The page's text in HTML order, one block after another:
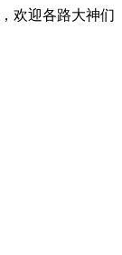
欢迎各路大神们